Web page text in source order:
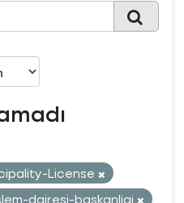
License
dairesi-baskanligi